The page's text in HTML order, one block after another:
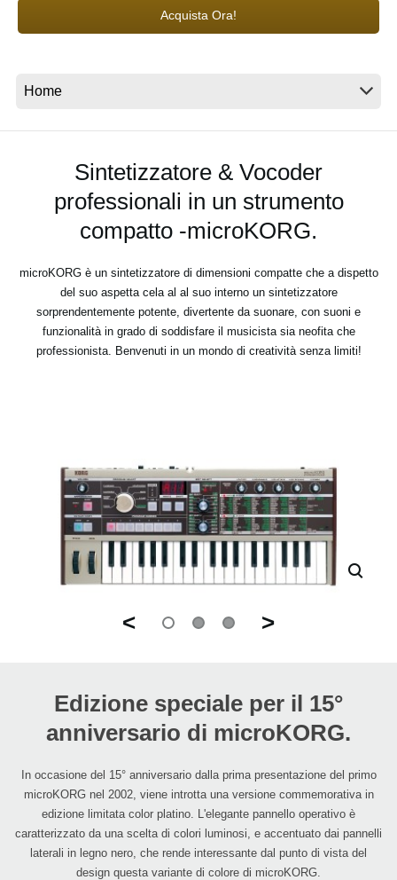
Acquista Ora!
Sintetizzatore & Vocoder
professionali in un strumento
compatto -microKORG.
microKORG è un sintetizzatore di dimensioni compatte che a dispetto
del suo aspetta cela al al suo interno un sintetizzatore
sorprendentemente potente, divertente da suonare, con suoni e
funzionalità in grado di soddisfare il musicista sia neofita che
professionista. Benvenuti in un mondo di creatività senza limiti!
< >
Edizione speciale per il 15°
anniversario di microKORG.
In occasione del 15° anniversario dalla prima presentazione del primo
microKORG nel 2002, viene introtta una versione commemorativa in
edizione limitata color platino. L'elegante pannello operativo è
caratterizzato da una scelta di colori luminosi, e accentuato dai pannelli
laterali in legno nero, che rende interessante dal punto di vista del
design questa variante di colore di microKORG.